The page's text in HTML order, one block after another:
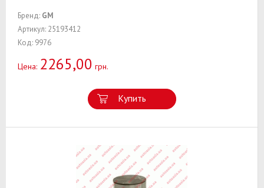
Бренд: GM
Артикул: 25193412
Код: 9976
Цена: 2265,00 грн.
Купить